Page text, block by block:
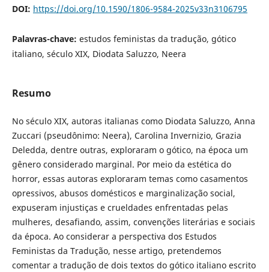
DOI: https://doi.org/10.1590/1806-9584-2025v33n3106795
Palavras-chave: estudos feministas da tradução, gótico
italiano, século XIX, Diodata Saluzzo, Neera
Resumo
No século XIX, autoras italianas como Diodata Saluzzo, Anna
Zuccari (pseudônimo: Neera), Carolina Invernizio, Grazia
Deledda, dentre outras, exploraram o gótico, na época um
gênero considerado marginal. Por meio da estética do
horror, essas autoras exploraram temas como casamentos
opressivos, abusos domésticos e marginalização social,
expuseram injustiças e crueldades enfrentadas pelas
mulheres, desafiando, assim, convenções literárias e sociais
da época. Ao considerar a perspectiva dos Estudos
Feministas da Tradução, nesse artigo, pretendemos
comentar a tradução de dois textos do gótico italiano escrito